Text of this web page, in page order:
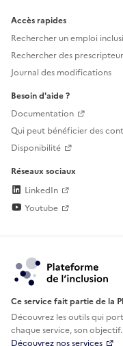
Accès rapides
Rechercher un emploi
Rechercher des
Journal des modifications
Besoin d'aide ?
Documentation
Qui peut bénéficier des
Disponibilité
Réseaux sociaux
LinkedIn
Youtube
Ce service fait partie de la
Découvrez les outils qui
chaque service, son objectif.